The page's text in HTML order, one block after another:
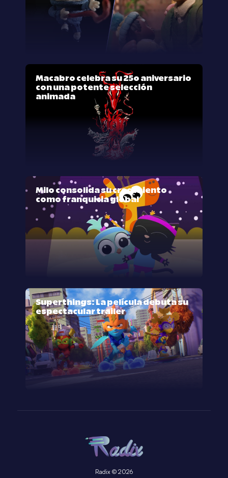
Macabro celebra su 25º aniversario
con una potente selección
animada
Milo consolida su crecimiento
como franquicia global
Superthings: La película debuta su
espectacular trailer
Radix © 2026